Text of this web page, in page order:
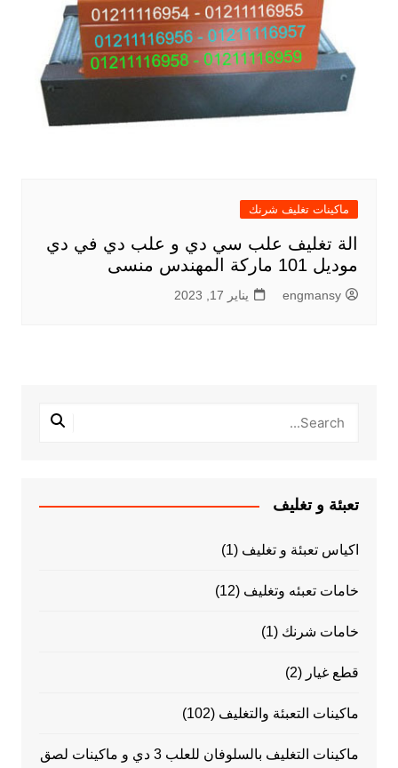
ماكينات تغليف شرنك
الة تغليف علب سي دي و علب دي في دي
موديل 101 ماركة المهندس منسى
engmansy يناير 17, 2023
تعبئة و تغليف
اكياس تعبئة و تغليف (1)
خامات تعبئه وتغليف (12)
خامات شرنك (1)
قطع غيار (2)
ماكينات التعبئة والتغليف (102)
ماكينات التغليف بالسلوفان للعلب 3 دي و ماكينات لصق